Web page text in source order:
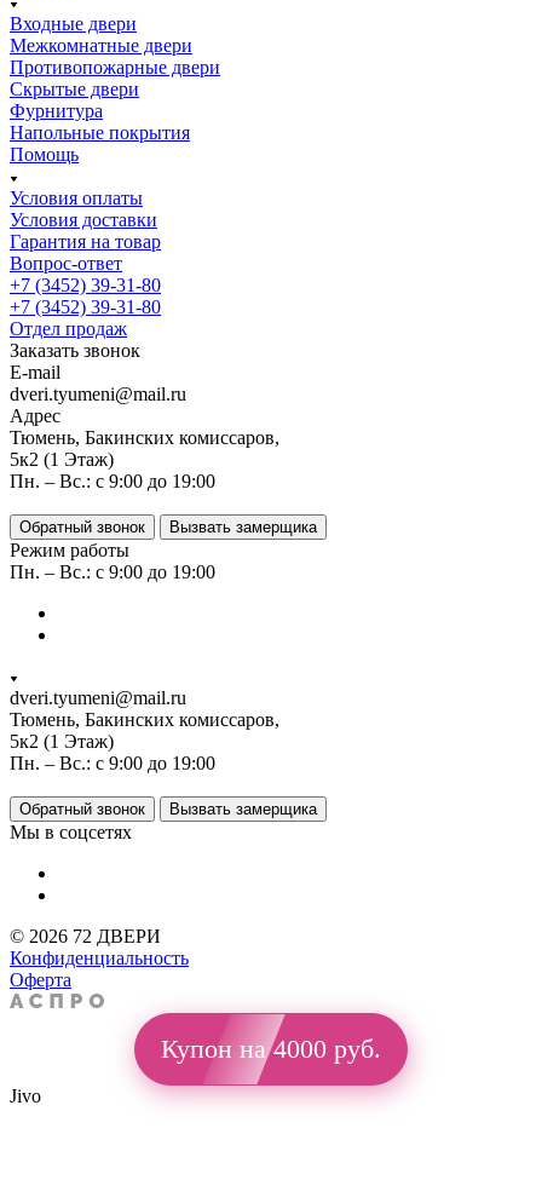
Входные двери
Межкомнатные двери
Противопожарные двери
Скрытые двери
Фурнитура
Напольные покрытия
Помощь
Условия оплаты
Условия доставки
Гарантия на товар
Вопрос-ответ
+7 (3452) 39-31-80
+7 (3452) 39-31-80
Отдел продаж
Заказать звонок
E-mail
dveri.tyumeni@mail.ru
Адрес
Тюмень, Бакинских комиссаров,
5к2 (1 Этаж)
Пн. – Вс.: с 9:00 до 19:00
Обратный звонок Вызвать замерщика
Режим работы
Пн. – Вс.: с 9:00 до 19:00
dveri.tyumeni@mail.ru
Тюмень, Бакинских комиссаров,
5к2 (1 Этаж)
Пн. – Вс.: с 9:00 до 19:00
Обратный звонок Вызвать замерщика
Мы в соцсетях
© 2026 72 ДВЕРИ
Конфиденциальность
Оферта
Купон на 4000 руб.
Jivo